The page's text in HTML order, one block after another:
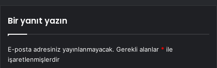
Bir yanıt yazın
E-posta adresiniz yayınlanmayacak. Gerekli alanlar * ile
işaretlenmişlerdir